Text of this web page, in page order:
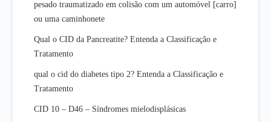
pesado traumatizado em colisão com um automóvel [carro]
ou uma caminhonete
Qual o CID da Pancreatite? Entenda a Classificação e
Tratamento
qual o cid do diabetes tipo 2? Entenda a Classificação e
Tratamento
CID 10 – D46 – Síndromes mielodisplásicas